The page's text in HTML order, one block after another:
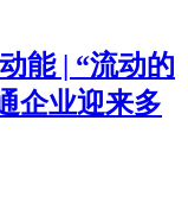
能 | “流动的
企业迎来多